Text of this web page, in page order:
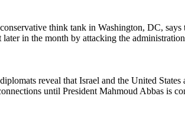
think tank in Washington, DC,
in the month by attacking the
reveal that Israel and the United
until President Mahmoud Abbas is